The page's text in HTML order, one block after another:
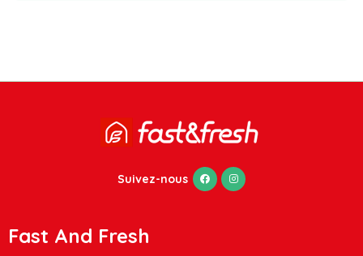
Suivez-nous
Fast And Fresh